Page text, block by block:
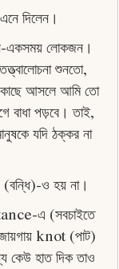
দিলেন।
একসময় লােকজন।
শুনতাে,
আসলে আমি তো
বাধা পড়বে। তাই,
যদি ঠক্কর না
ও হয় না।
এ (সবচাইতে
knot (পাট)
কেউ হাত দিক তাও